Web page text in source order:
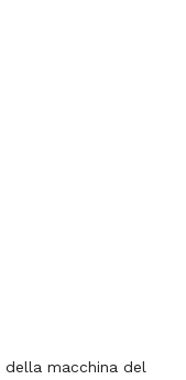
della macchina del